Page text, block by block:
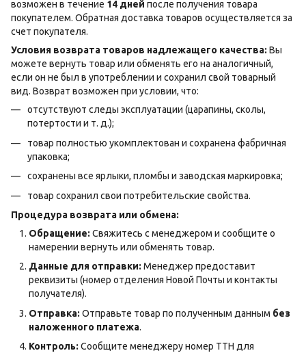
возможен в течение 14 дней после получения товара
покупателем. Обратная доставка товаров осуществляется за
счет покупателя.
Условия возврата товаров надлежащего качества: Вы
можете вернуть товар или обменять его на аналогичный,
если он не был в употреблении и сохранил свой товарный
вид. Возврат возможен при условии, что:
отсутствуют следы эксплуатации (царапины, сколы,
потертости и т. д.);
товар полностью укомплектован и сохранена фабричная
упаковка;
сохранены все ярлыки, пломбы и заводская маркировка;
товар сохранил свои потребительские свойства.
Процедура возврата или обмена:
Обращение: Свяжитесь с менеджером и сообщите о
намерении вернуть или обменять товар.
Данные для отправки: Менеджер предоставит
реквизиты (номер отделения Новой Почты и контакты
получателя).
Отправка: Отправьте товар по полученным данным без
наложенного платежа.
Контроль: Сообщите менеджеру номер ТТН для